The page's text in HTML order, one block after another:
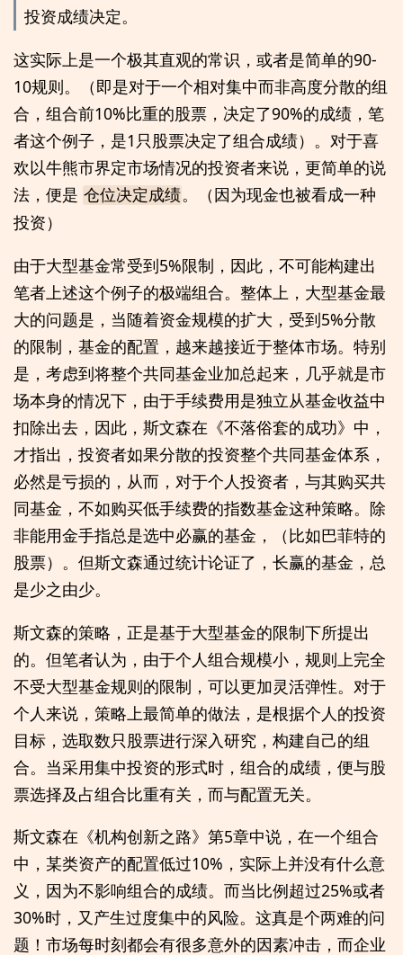
投资成绩决定。
这实际上是一个极其直观的常识，或者是简单的90-
10规则。（即是对于一个相对集中而非高度分散的组
合，组合前10%比重的股票，决定了90%的成绩，笔
者这个例子，是1只股票决定了组合成绩）。对于喜
欢以牛熊市界定市场情况的投资者来说，更简单的说
法，便是 仓位决定成绩。（因为现金也被看成一种
投资）
由于大型基金常受到5%限制，因此，不可能构建出
笔者上述这个例子的极端组合。整体上，大型基金最
大的问题是，当随着资金规模的扩大，受到5%分散
的限制，基金的配置，越来越接近于整体市场。特别
是，考虑到将整个共同基金业加总起来，几乎就是市
场本身的情况下，由于手续费用是独立从基金收益中
扣除出去，因此，斯文森在《不落俗套的成功》中，
才指出，投资者如果分散的投资整个共同基金体系，
必然是亏损的，从而，对于个人投资者，与其购买共
同基金，不如购买低手续费的指数基金这种策略。除
非能用金手指总是选中必赢的基金，（比如巴菲特的
股票）。但斯文森通过统计论证了，长赢的基金，总
是少之由少。
斯文森的策略，正是基于大型基金的限制下所提出
的。但笔者认为，由于个人组合规模小，规则上完全
不受大型基金规则的限制，可以更加灵活弹性。对于
个人来说，策略上最简单的做法，是根据个人的投资
目标，选取数只股票进行深入研究，构建自己的组
合。当采用集中投资的形式时，组合的成绩，便与股
票选择及占组合比重有关，而与配置无关。
斯文森在《机构创新之路》第5章中说，在一个组合
中，某类资产的配置低过10%，实际上并没有什么意
义，因为不影响组合的成绩。而当比例超过25%或者
30%时，又产生过度集中的风险。这真是个两难的问
题！市场每时刻都会有很多意外的因素冲击，而企业